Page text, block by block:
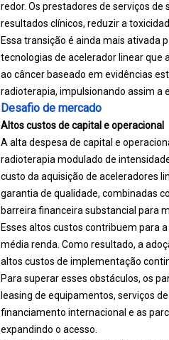
redor. Os prestadores de serviços
resultados clínicos, reduzir a
Essa transição é ainda mais
tecnologias de acelerador linear
ao câncer baseado em evidências
radioterapia, impulsionando assim a
Desafio de mercado
Altos custos de capital e operacional
A alta despesa de capital e
radioterapia modulado de
custo da aquisição de aceleradores
garantia de qualidade, combinadas
barreira financeira substancial para
Esses altos custos contribuem para
média renda. Como resultado, a
altos custos de implementação
Para superar esses obstáculos, os
leasing de equipamentos, serviços
financiamento internacional e as
expandindo o acesso.